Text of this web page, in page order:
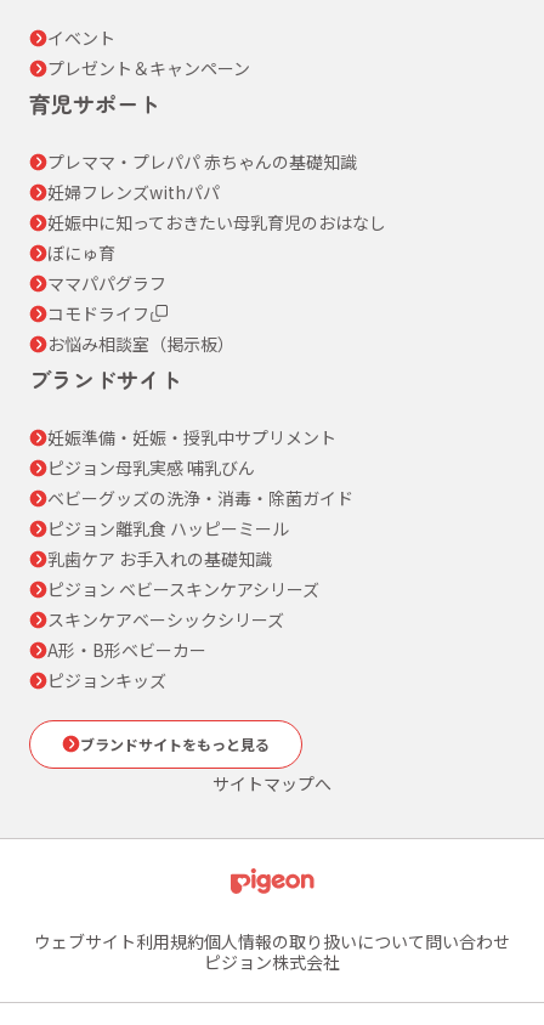
イベント
プレゼント＆キャンペーン
育児サポート
プレママ・プレパパ 赤ちゃんの基礎知識
妊婦フレンズwithパパ
妊娠中に知っておきたい母乳育児のおはなし
ぼにゅ育
ママパパグラフ
コモドライフ
お悩み相談室（掲示板）
ブランドサイト
妊娠準備・妊娠・授乳中サプリメント
ピジョン母乳実感 哺乳びん
ベビーグッズの洗浄・消毒・除菌ガイド
ピジョン離乳食 ハッピーミール
乳歯ケア お手入れの基礎知識
ピジョン ベビースキンケアシリーズ
スキンケアベーシックシリーズ
A形・B形ベビーカー
ピジョンキッズ
ブランドサイトをもっと見る
サイトマップへ
ウェブサイト利用規約個人情報の取り扱いについて問い合わせ
ピジョン株式会社